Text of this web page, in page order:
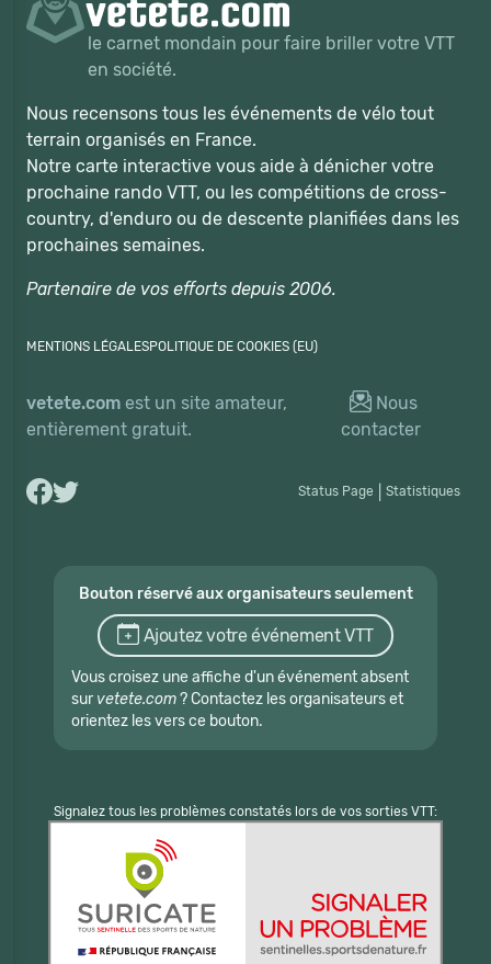
le carnet mondain pour faire briller votre VTT
en société.
Nous recensons tous les événements de vélo tout
terrain organisés en France.
Notre carte interactive vous aide à dénicher votre
prochaine rando VTT, ou les compétitions de cross-
country, d'enduro ou de descente planifiées dans les
prochaines semaines.
Partenaire de vos efforts depuis 2006.
MENTIONS LÉGALESPOLITIQUE DE COOKIES (EU)
vetete.com est un site amateur,
entièrement gratuit.
Nous
contacter
Status Page Statistiques
Bouton réservé aux organisateurs seulement
Ajoutez votre événement VTT
Vous croisez une affiche d'un événement absent
sur vetete.com? Contactez les organisateurs et
orientez les vers ce bouton.
Signalez tous les problèmes constatés lors de vos sorties VTT: